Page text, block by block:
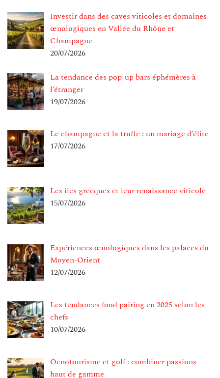
Investir dans des caves viticoles et domaines
œnologiques en Vallée du Rhône et
Champagne
20/07/2026
La tendance des pop-up bars éphémères à
l’étranger
19/07/2026
Le champagne et la truffe : un mariage d’élite
17/07/2026
Les îles grecques et leur renaissance viticole
15/07/2026
Expériences œnologiques dans les palaces du
Moyen-Orient
12/07/2026
Les tendances food pairing en 2025 selon les
chefs
10/07/2026
Oenotourisme et golf : combiner passions
haut de gamme